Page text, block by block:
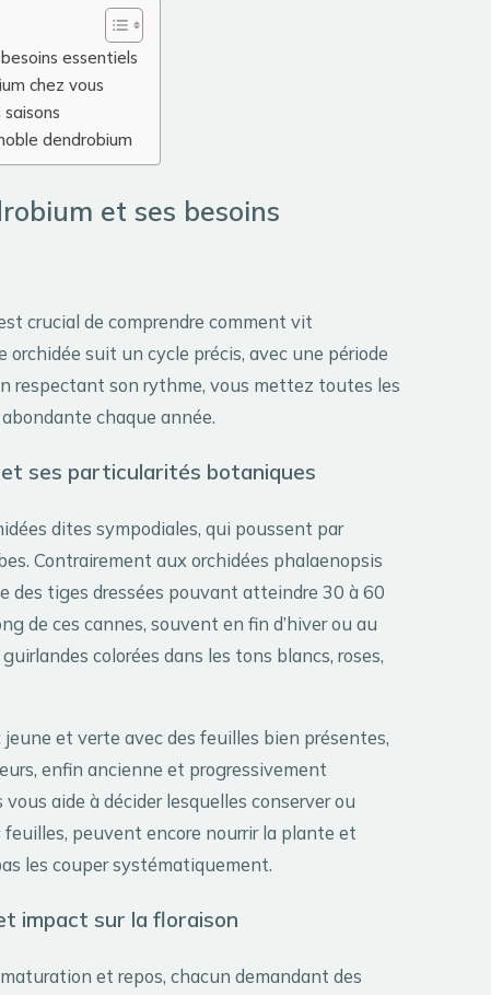
essentiels
chez vous
dendrobium
et ses besoins
crucial de comprendre comment vit
suit un cycle précis, avec une période
respectant son rythme, vous mettez toutes les
chaque année.
ses particularités botaniques
dites sympodiales, qui poussent par
Contrairement aux orchidées phalaenopsis
des tiges dressées pouvant atteindre 30 à 60
de ces cannes, souvent en fin d’hiver ou au
colorées dans les tons blancs, roses,
et verte avec des feuilles bien présentes,
enfin ancienne et progressivement
aide à décider lesquelles conserver ou
peuvent encore nourrir la plante et
les couper systématiquement.
impact sur la floraison
et repos, chacun demandant des